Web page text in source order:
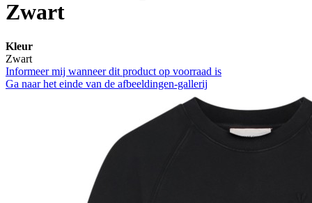
Zwart
Kleur
Zwart
Informeer mij wanneer dit product op voorraad is
Ga naar het einde van de afbeeldingen-gallerij